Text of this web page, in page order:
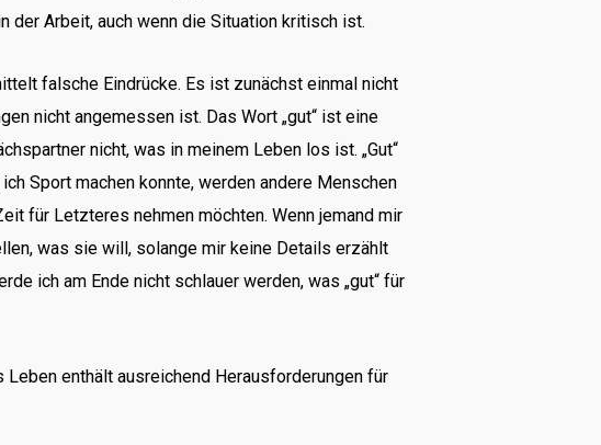
der Arbeit, auch wenn die Situation kritisch ist.
falsche Eindrücke. Es ist zunächst einmal nicht
nicht angemessen ist. Das Wort „gut“ ist eine
nicht, was in meinem Leben los ist. „Gut“
Sport machen konnte, werden andere Menschen
für Letzteres nehmen möchten. Wenn jemand mir
was sie will, solange mir keine Details erzählt
ich am Ende nicht schlauer werden, was „gut“ für
enthält ausreichend Herausforderungen für